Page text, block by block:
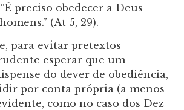
preciso obedecer a Deus
(At 5, 29).
para evitar pretextos
esperar que um
do dever de obediência,
por conta própria (a menos
como no caso dos Dez